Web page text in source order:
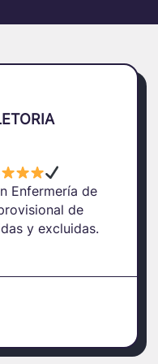
Enfermería de
de
y excluidas.